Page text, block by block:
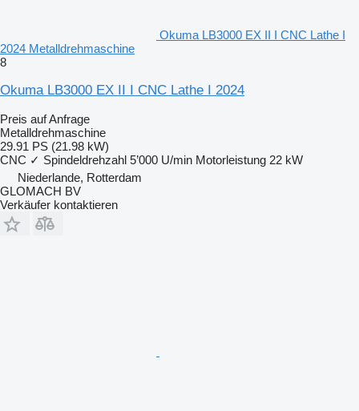
Okuma LB3000 EX II I CNC Lathe I
2024 Metalldrehmaschine
8
Okuma LB3000 EX II I CNC Lathe I 2024
Preis auf Anfrage
Metalldrehmaschine
29.91 PS (21.98 kW)
CNC ✓ Spindeldrehzahl 5’000 U/min Motorleistung 22 kW
Niederlande, Rotterdam
GLOMACH BV
Verkäufer kontaktieren